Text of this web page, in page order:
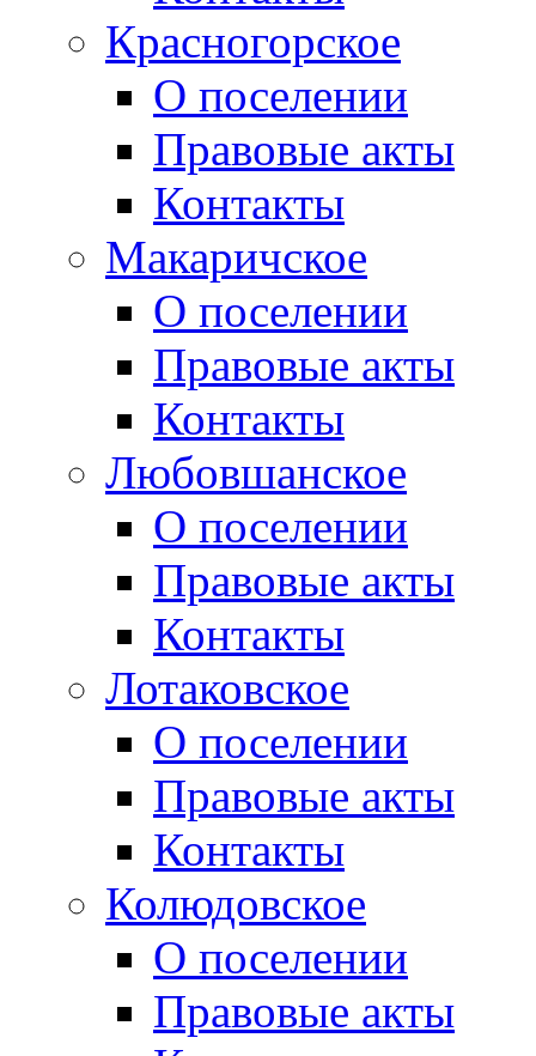
Красногорское
О поселении
Правовые акты
Контакты
Макаричское
О поселении
Правовые акты
Контакты
Любовшанское
О поселении
Правовые акты
Контакты
Лотаковское
О поселении
Правовые акты
Контакты
Колюдовское
О поселении
Правовые акты